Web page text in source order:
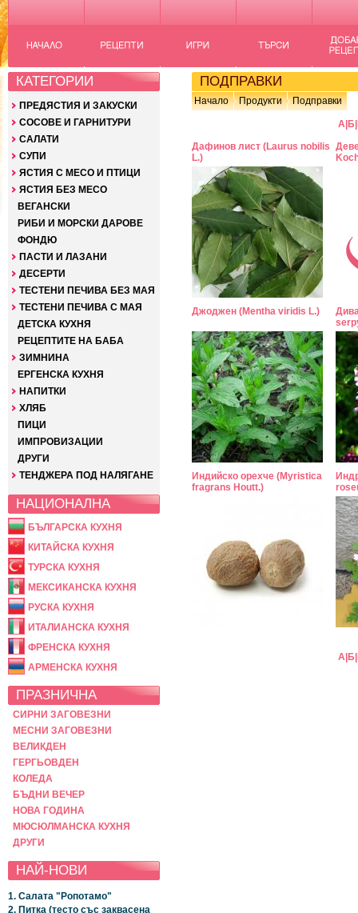
КАТЕГОРИИ
ПРЕДЯСТИЯ И ЗАКУСКИ
СОСОВЕ И ГАРНИТУРИ
САЛАТИ
СУПИ
ЯСТИЯ С МЕСО И ПТИЦИ
ЯСТИЯ БЕЗ МЕСО
ВЕГАНСКИ
РИБИ И МОРСКИ ДАРОВЕ
ФОНДЮ
ПАСТИ И ЛАЗАНИ
ДЕСЕРТИ
ТЕСТЕНИ ПЕЧИВА БЕЗ МАЯ
ТЕСТЕНИ ПЕЧИВА С МАЯ
ДЕТСКА КУХНЯ
РЕЦЕПТИТЕ НА БАБА
ЗИМНИНА
ЕРГЕНСКА КУХНЯ
НАПИТКИ
ХЛЯБ
ПИЦИ
ИМПРОВИЗАЦИИ
ДРУГИ
ТЕНДЖЕРА ПОД НАЛЯГАНЕ
НАЦИОНАЛНА
БЪЛГАРСКА КУХНЯ
КИТАЙСКА КУХНЯ
ТУРСКА КУХНЯ
МЕКСИКАНСКА КУХНЯ
РУСКА КУХНЯ
ИТАЛИАНСКА КУХНЯ
ФРЕНСКА КУХНЯ
АРМЕНСКА КУХНЯ
ПРАЗНИЧНА
СИРНИ ЗАГОВЕЗНИ
МЕСНИ ЗАГОВЕЗНИ
ВЕЛИКДЕН
ГЕРГЬОВДЕН
КОЛЕДА
БЪДНИ ВЕЧЕР
НОВА ГОДИНА
МЮСЮЛМАНСКА КУХНЯ
ДРУГИ
НАЙ-НОВИ
1. Салата "Ропотамо"
2. Питка (тесто със заквасена
ПОДПРАВКИ
Начало Продукти Подправки
А Б
Дафинов лист (Laurus nobilis
L.)
Джоджен (Mentha viridis L.)
Индийско орехче (Myristica
fragrans Houtt.)
А Б